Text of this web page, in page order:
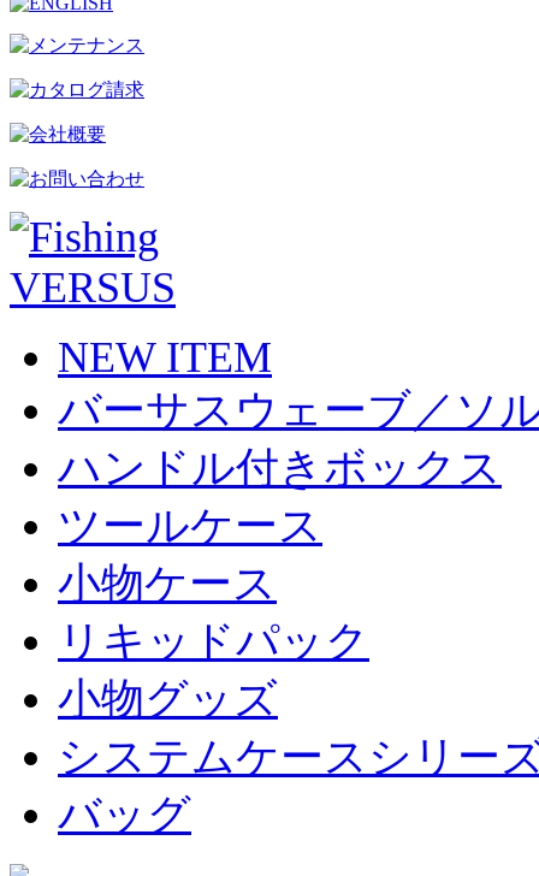
NEW ITEM
バーサスウェーブ／ソ
ハンドル付きボックス
ツールケース
小物ケース
リキッドパック
小物グッズ
システムケースシリー
バッグ